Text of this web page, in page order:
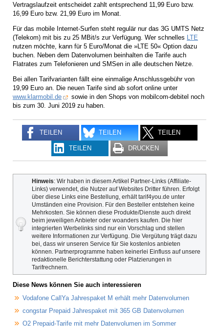
Vertragslaufzeit entscheidet zahlt entsprechend 11,99 Euro bzw.
16,99 Euro bzw. 21,99 Euro im Monat.
Für das mobile Internet-Surfen steht regulär nur das 3G UMTS Netz
(Telekom) mit bis zu 25 MBit/s zur Verfügung. Wer schnelles LTE
nutzen möchte, kann für 5 Euro/Monat die »LTE 50« Option dazu
buchen. Neben dem Datenvolumen beinhalten die Tarife auch
Flatrates zum Telefonieren und SMSen in alle deutschen Netze.
Bei allen Tarifvarianten fällt eine einmalige Anschlussgebühr von
19,99 Euro an. Die neuen Tarife sind ab sofort online unter
www.klarmobil.de
sowie in den Shops von mobilcom-debitel noch
bis zum 30. Juni 2019 zu haben.
TEILEN TEILEN TEILEN
TEILEN DRUCKEN
Hinweis: Wir haben in diesem Artikel Partner-Links (Affiliate-
Links) verwendet, die Nutzer auf Websites Dritter führen. Erfolgt
über diese Links eine Bestellung, erhält tarif4you.de unter
Umständen eine Provision. Für den Besteller entstehen keine
Mehrkosten. Sie können diese Produkte/Dienste auch direkt
beim jeweiligen Anbieter oder woanders kaufen. Die hier
integrierten Werbelinks sind nur ein Vorschlag und stellen
weitere Informationen zur Verfügung. Die Vergütung trägt dazu
bei, dass wir unseren Service für Sie kostenlos anbieten
können. Partnerprogramme haben keinerlei Einfluss auf unsere
redaktionelle Berichterstattung oder Platzierungen in
Tarifrechnern.
Diese News können Sie auch interessieren
Vodafone CallYa Jahrespaket M erhält mehr Datenvolumen
congstar Prepaid Jahrespaket mit 365 GB Datenvolumen
O2 Prepaid-Tarife mit mehr Datenvolumen im Sommer